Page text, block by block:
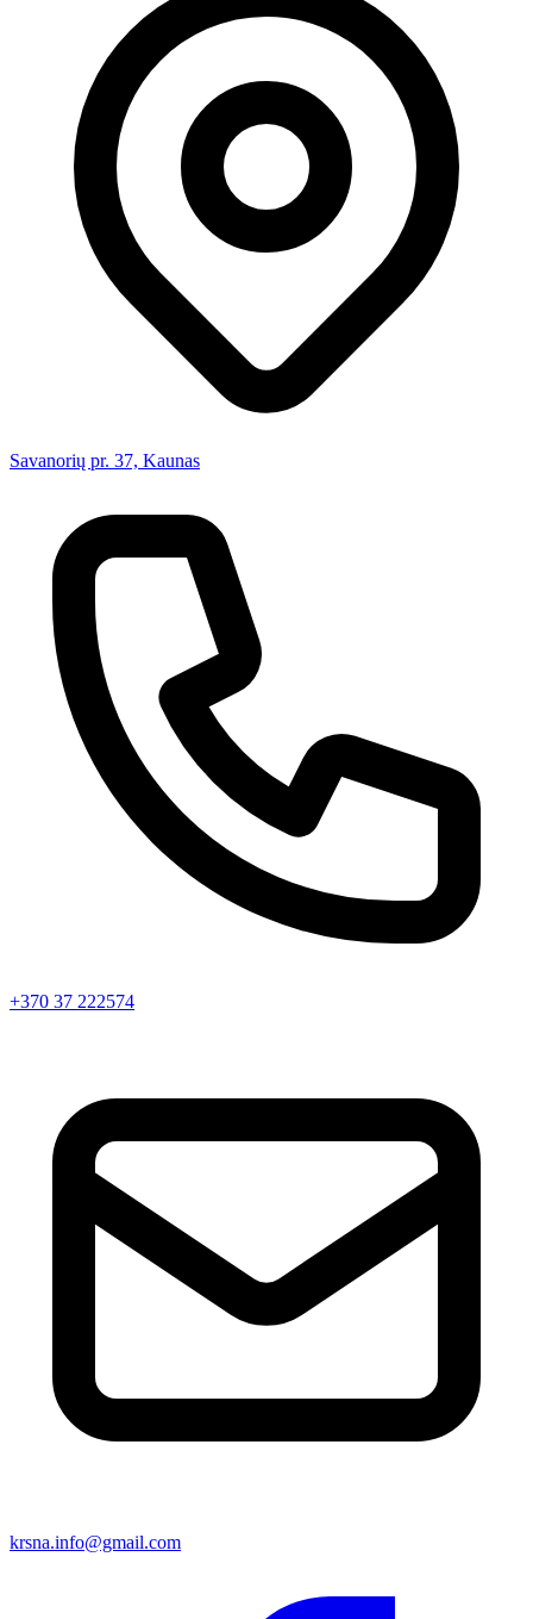
Savanorių pr. 37, Kaunas
+370 37 222574
krsna.info@gmail.com